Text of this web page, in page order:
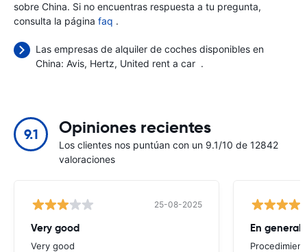
sobre China. Si no encuentras respuesta a tu pregunta,
consulta la página faq .
Las empresas de alquiler de coches disponibles en
China: Avis Hertz United rent a car .
9.1 Opiniones recientes
Los clientes nos puntúan con un 9.1/10 de 12842
valoraciones
25-08-2025
Very good
Very good